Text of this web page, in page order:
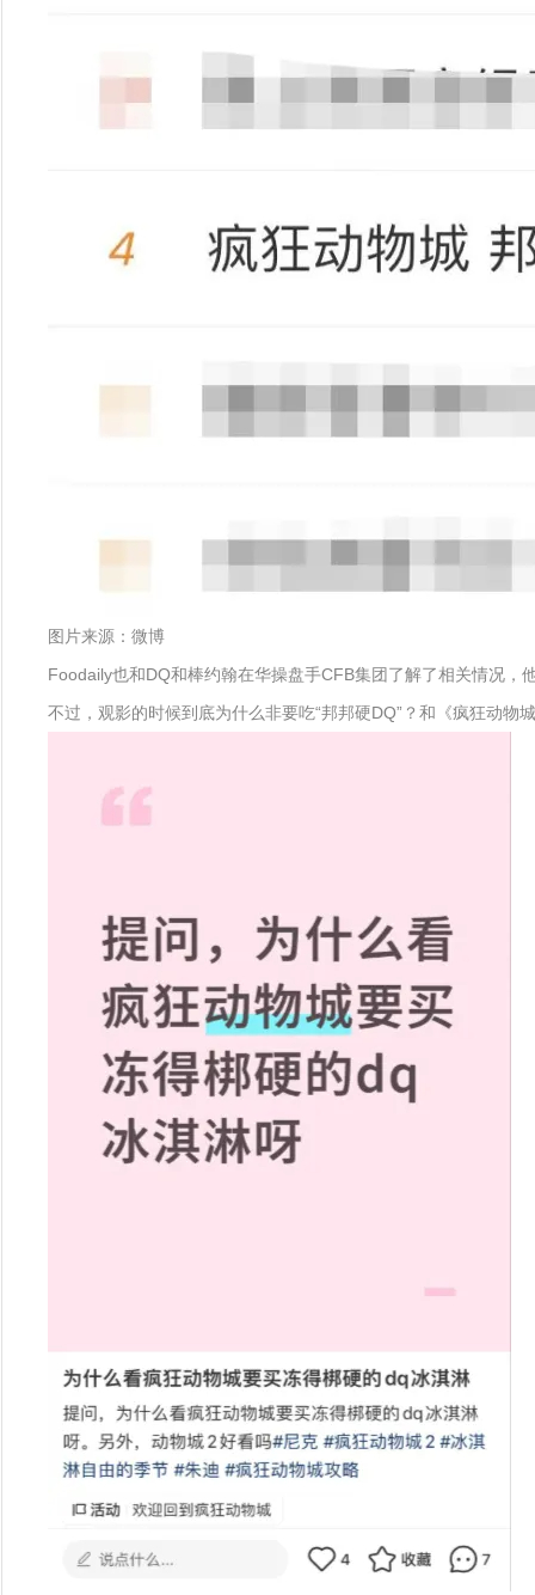
图片来源：微博
Foodaily也和DQ和棒约翰在华操盘手CFB集团了解了相关情况，
不过，观影的时候到底为什么非要吃“邦邦硬DQ”？和《疯狂动